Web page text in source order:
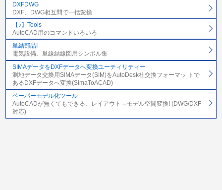
DXFDWG
DXF、DWG相互間で一括変換
【♪】Tools
AutoCAD用のコマンドいろいろ
単結部品I
電気設備、単線結線図用シンボル集
SIMAデータをDXFデータへ変換ユーティリティー
測地データ交換用SIMAデータ(SIM)をAutoDesk社交換フォーマッ トで
あるDXFデータへ変換(SimaToACAD)
ペーパーモデル化ツール
AutoCADが無くてもできる、レイアウト→モデル空間変換! (DWG/DXF
対応)